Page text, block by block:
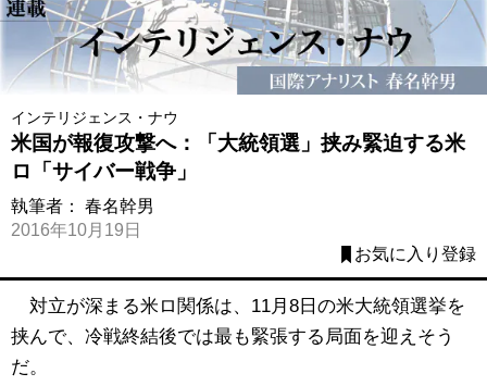
インテリジェンス・ナウ
米国が報復攻撃へ：「大統領選」挟み緊迫する米
ロ「サイバー戦争」
執筆者： 春名幹男
2016年10月19日
お気に入り登録
対立が深まる米ロ関係は、11月8日の米大統領選挙を
挟んで、冷戦終結後では最も緊張する局面を迎えそう
だ。